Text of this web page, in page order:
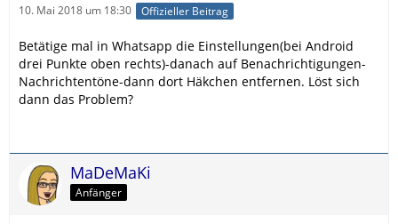
10. Mai 2018 um 18:30 Offizieller Beitrag
Betätige mal in Whatsapp die Einstellungen(bei Android
drei Punkte oben rechts)-danach auf Benachrichtigungen-
Nachrichtentöne-dann dort Häkchen entfernen. Löst sich
dann das Problem?
MaDeMaKi
Anfänger